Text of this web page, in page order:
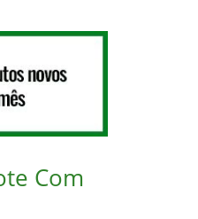
Com